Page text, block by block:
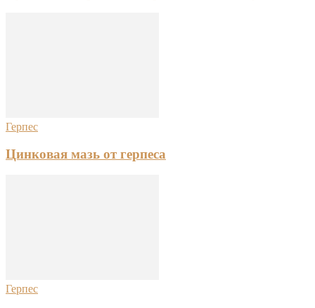
Герпес
Цинковая мазь от герпеса
Герпес